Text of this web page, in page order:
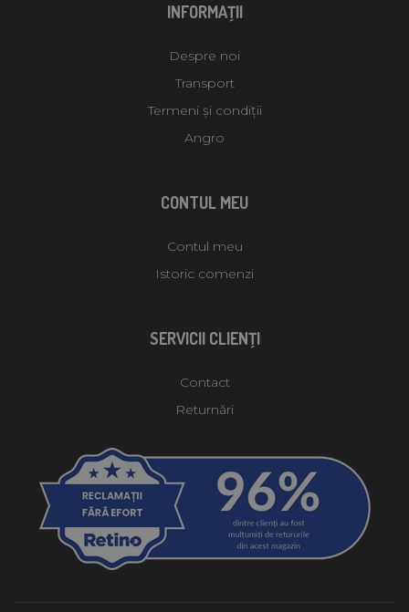
INFORMAŢII
Despre noi
Transport
Termeni și condiții
Angro
CONTUL MEU
Contul meu
Istoric comenzi
SERVICII CLIENŢI
Contact
Returnări